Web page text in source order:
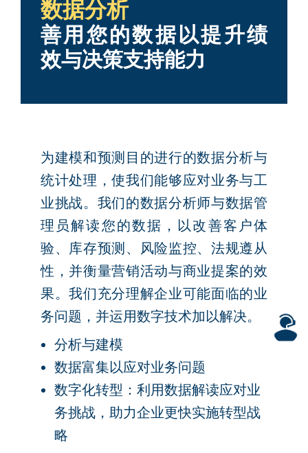
数据分析
善用您的数据以提升绩
效与决策支持能力
为建模和预测目的进行的数据分析与
统计处理，使我们能够应对业务与工
业挑战。我们的数据分析师与数据管
理员解读您的数据，以改善客户体
验、库存预测、风险监控、法规遵从
性，并衡量营销活动与商业提案的效
果。我们充分理解企业可能面临的业
务问题，并运用数字技术加以解决。
分析与建模
数据富集以应对业务问题
数字化转型：利用数据解读应对业
务挑战，助力企业更快实施转型战
略